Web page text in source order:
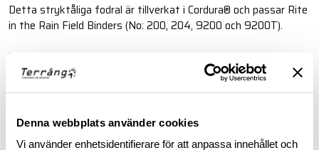
Denna webbplats använder cookies
Vi använder enhetsidentifierare för att anpassa innehållet och
Detta stryktåliga fodral är tillverkat i Cordura® och passar Rite
in the Rain Field Binders (No: 200, 204, 9200 och 9200T).
Läs mer